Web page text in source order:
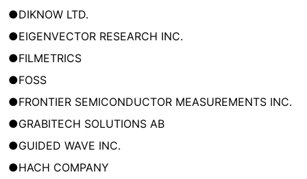
●DIKNOW LTD.
●EIGENVECTOR RESEARCH INC.
●FILMETRICS
●FOSS
●FRONTIER SEMICONDUCTOR MEASUREMENTS INC.
●GRABITECH SOLUTIONS AB
●GUIDED WAVE INC.
●HACH COMPANY